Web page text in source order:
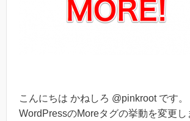
こんにちは かねしろ @pinkroot です。
WordPressのMoreタグの挙動を変更し